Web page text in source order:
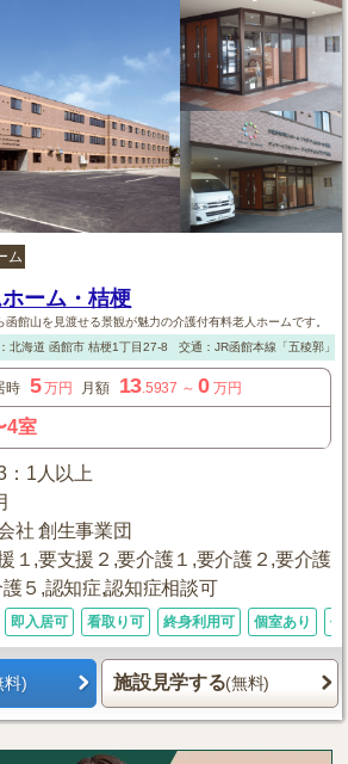
ム
ーム・桔梗
館山を見渡せる景観が魅力の介護付有料老人ホームです。
北海道 函館市桔梗1丁目27-8 交通：JR函館本線「五稜郭」
時 5万円 月額 13 .5937 ～0 万円
4室
：1人以上
社 創生事業団
１,要支援２,要介護１,要介護２,要介護
５,認知症,認知症相談可
即入居可 看取り可 終身利用可 個室あり 体
料) 施設見学する(無料)